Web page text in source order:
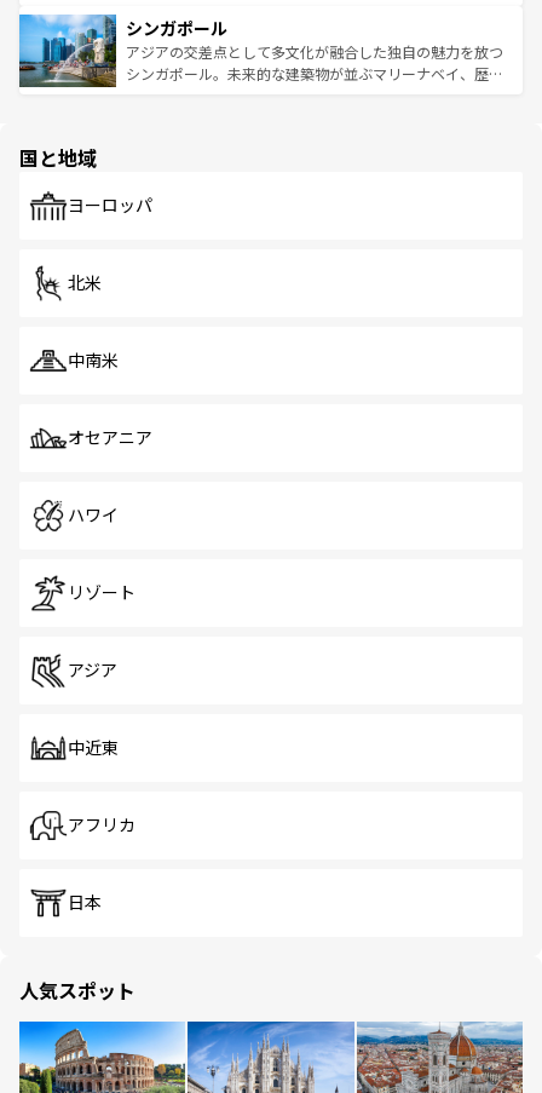
参照してほしい。
激する。気候は一年中温暖で、どの季節にも異なる楽しみ
が待っている。親しみやすいタイの人々、仏教を中心とし
た文化、そして多様な観光資源が、訪れる旅人を魅了し続
み、どこを訪れても感動するはず。観光スポットが密集し
ており、効率よく見どころを回れるのも魅力。息をのむよ
うな絶景から文化的な体験まで、香港を存分に楽しみ尽く
シンガポール
アジアの交差点として多文化が融合した独自の魅力を放つ
シンガポール。未来的な建築物が並ぶマリーナベイ、歴史
で、ホーカーズは地元の風情を楽しめる外せないスポット
国と地域
ヨーロッパ
北米
中南米
オセアニア
ハワイ
リゾート
アジア
中近東
アフリカ
日本
人気スポット